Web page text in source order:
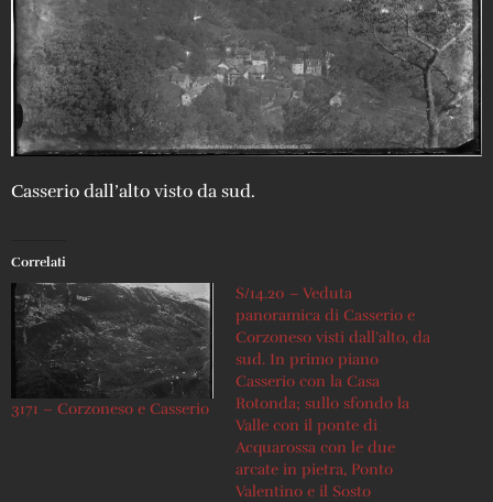
Casserio dall’alto visto da sud.
Correlati
3171 – Corzoneso e Casserio
S/14.20 – Veduta
panoramica di Casserio e
Corzoneso visti dall’alto, da
sud. In primo piano
Casserio con la Casa
Rotonda; sullo sfondo la
Valle con il ponte di
Acquarossa con le due
arcate in pietra, Ponto
Valentino e il Sosto